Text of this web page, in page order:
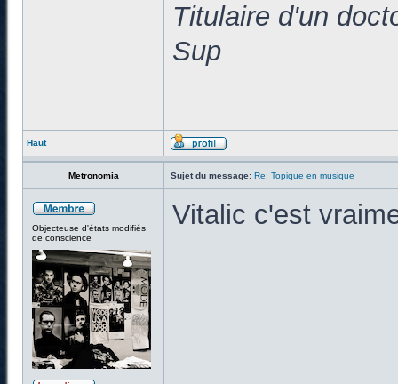
Titulaire d'un
Sup
Haut
Metronomia Sujet du message: Re: Topique en musique
Objecteuse d'états modifiés
de conscience
Vitalic c'est